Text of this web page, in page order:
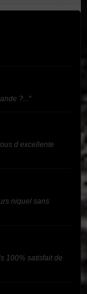
?..."
d excellente
niquel sans
100% satisfait de